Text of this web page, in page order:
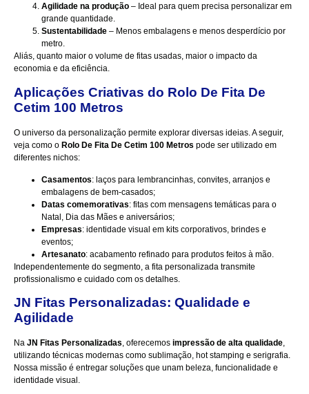
Agilidade na produção – Ideal para quem precisa personalizar em
grande quantidade.
Sustentabilidade – Menos embalagens e menos desperdício por
metro.
Aliás, quanto maior o volume de fitas usadas, maior o impacto da
economia e da eficiência.
Aplicações Criativas do Rolo De Fita De
Cetim 100 Metros
O universo da personalização permite explorar diversas ideias. A seguir,
veja como o Rolo De Fita De Cetim 100 Metros pode ser utilizado em
diferentes nichos:
Casamentos: laços para lembrancinhas, convites, arranjos e
embalagens de bem-casados;
Datas comemorativas: fitas com mensagens temáticas para o
Natal, Dia das Mães e aniversários;
Empresas: identidade visual em kits corporativos, brindes e
eventos;
Artesanato: acabamento refinado para produtos feitos à mão.
Independentemente do segmento, a fita personalizada transmite
profissionalismo e cuidado com os detalhes.
JN Fitas Personalizadas: Qualidade e
Agilidade
Na JN Fitas Personalizadas, oferecemos impressão de alta qualidade,
utilizando técnicas modernas como sublimação, hot stamping e serigrafia.
Nossa missão é entregar soluções que unam beleza, funcionalidade e
identidade visual.